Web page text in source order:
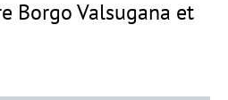
Borgo Valsugana et